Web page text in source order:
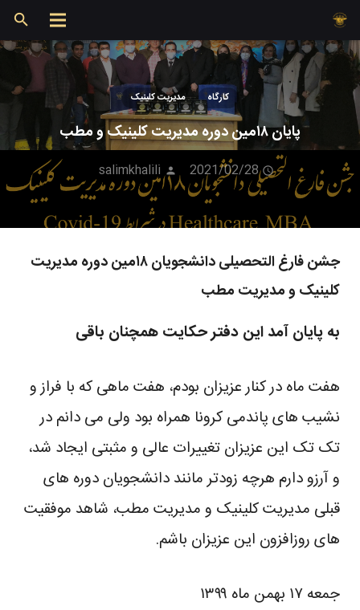
پایان ۱۸مین دوره مدیریت کلینیک و مطب
2021/02/28
salimkhalili
کارگاه مدیریت کلینیک
جشن فارغ التحصیلی دانشجویان ۱۸مین دوره مدیریت
کلینیک و مدیریت مطب
به پایان آمد این دفتر حکایت همچنان باقی
هفت ماه در کنار عزیزان بودم، هفت ماهی که با فراز و
نشیب های پاندمی کرونا همراه بود ولی می دانم در
تک تک این عزیزان تغییرات عالی و مثبتی ایجاد شد،
و آرزو دارم هرچه زودتر مانند دانشجویان دوره های
قبلی مدیریت کلینیک و مدیریت مطب، شاهد موفقیت
های روزافزون این عزیزان باشم.
جمعه ۱۷ بهمن ماه ۱۳۹۹